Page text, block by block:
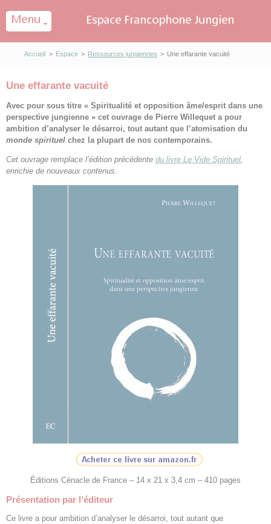
Accueil > Espace > Ressources jungiennes > Une effarante vacuité
Une effarante vacuité
Avec pour sous titre « Spiritualité et opposition âme/esprit dans une
perspective jungienne » cet ouvrage de Pierre Willequet a pour
ambition d’analyser le désarroi, tout autant que l’atomisation du
monde spirituel chez la plupart de nos contemporains.
Cet ouvrage remplace l’édition précédente du livre Le Vide Spirituel,
enrichie de nouveaux contenus.
Éditions Cénacle de France – 14 x 21 x 3,4 cm – 410 pages
Présentation par l’éditeur
Ce livre a pour ambition d’analyser le désarroi, tout autant que